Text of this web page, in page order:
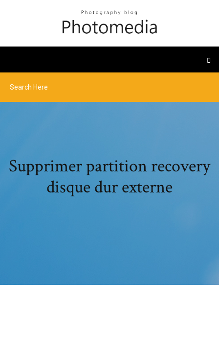
Supprimer partition recovery
disque dur externe